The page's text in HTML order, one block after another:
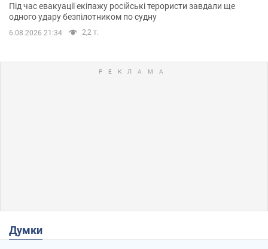
Під час евакуації екіпажу російські терористи завдали ще
одного удару безпілотником по судну
6.08.2026 21:34 2,2 т.
Думки